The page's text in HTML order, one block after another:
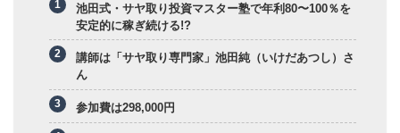
池田式・サヤ取り投資マスター塾で年利80〜100％を
安定的に稼ぎ続ける!?
講師は「サヤ取り専門家」池田純（いけだあつし）さ
ん
参加費は298,000円